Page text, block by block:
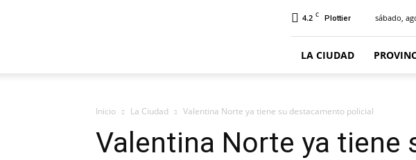
4.2 C Plottier sábado,
LA CIUDAD
Inicio La Ciudad Valentina Norte ya tiene su destacamento policial
Valentina Norte ya tiene